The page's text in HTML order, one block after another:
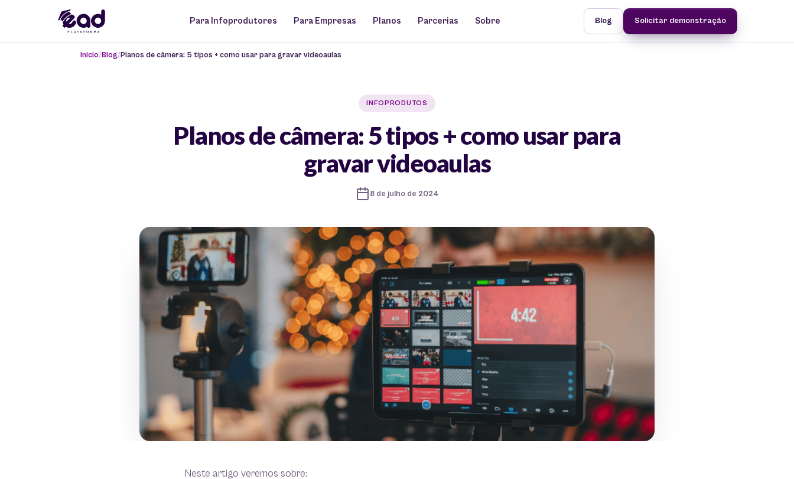
Para Infoprodutores Para Empresas Planos Parcerias Sobre Blog Solicitar demonstração
Início Blog Planos de câmera: 5 tipos + como usar para gravar videoaulas
INFOPRODUTOS
Planos de câmera: 5 tipos + como usar para
gravar videoaulas
8 de julho de 2024
Neste artigo veremos sobre: